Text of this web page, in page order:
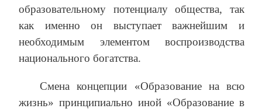
образовательному потенциалу общества, так
как именно он выступает важнейшим и
необходимым элементом воспроизводства
национального богатства.
Смена концепции «Образование на всю
жизнь» принципиально иной «Образование в